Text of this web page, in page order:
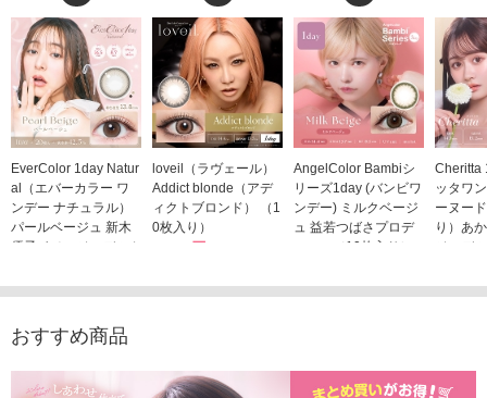
EverColor 1day Natur
al（エバーカラー ワ
ンデー ナチュラル）
パールベージュ 新木
優子イメージモデルカ
2,598円(税込)
loveil（ラヴェール）
Addict blonde（アデ
ィクトブロンド） （1
0枚入り）
1,760円
AngelColor Bambiシ
リーズ1day (バンビワ
ンデー) ミルクベージ
ュ 益若つばさプロデ
ュース（10枚入り）
Cheritta
ッタワ
ーヌー
り）あ
ジモデル
おすすめ商品